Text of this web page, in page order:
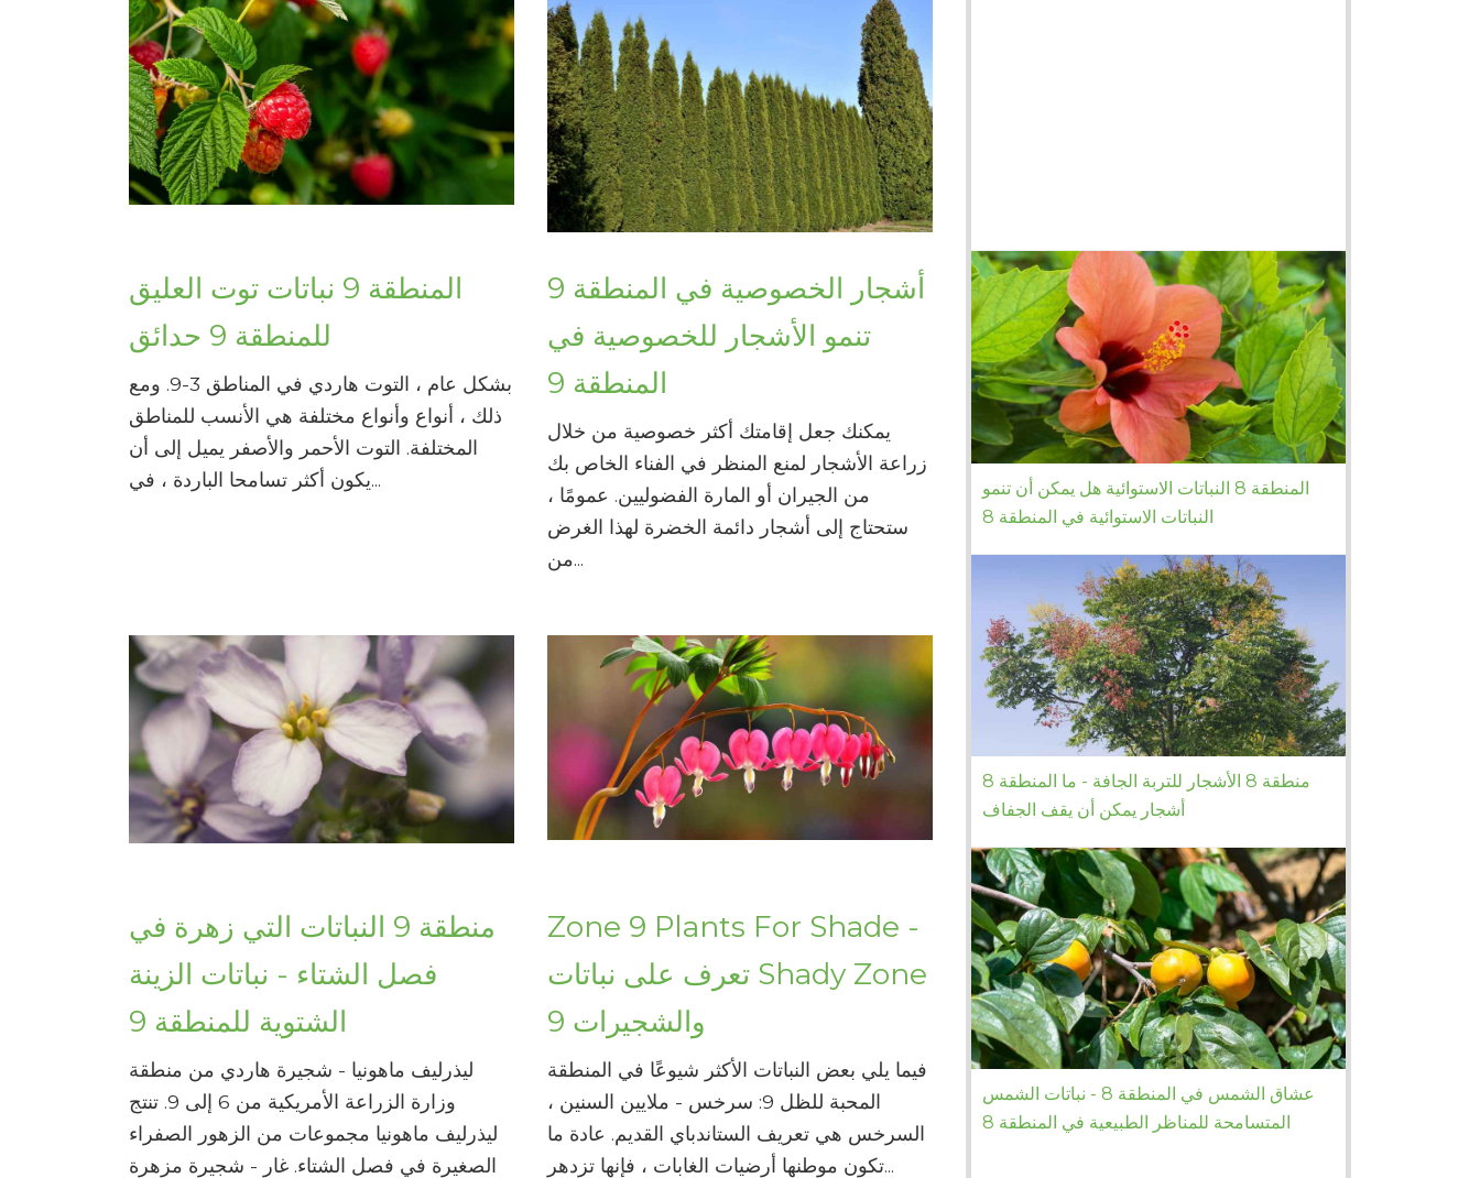
المنطقة 9 نباتات توت العليق
للمنطقة 9 حدائق
بشكل عام ، التوت هاردي في المناطق 3-9. ومع
ذلك ، أنواع وأنواع مختلفة هي الأنسب للمناطق
المختلفة. التوت الأحمر والأصفر يميل إلى أن
يكون أكثر تسامحا الباردة ، في...
أشجار الخصوصية في المنطقة 9
تنمو الأشجار للخصوصية في
المنطقة 9
يمكنك جعل إقامتك أكثر خصوصية من خلال
زراعة الأشجار لمنع المنظر في الفناء الخاص بك
من الجيران أو المارة الفضوليين. عمومًا ،
ستحتاج إلى أشجار دائمة الخضرة لهذا الغرض
من...
منطقة 9 النباتات التي زهرة في
فصل الشتاء - نباتات الزينة
الشتوية للمنطقة 9
ليذرليف ماهونيا - شجيرة هاردي من منطقة
وزارة الزراعة الأمريكية من 6 إلى 9. تنتج
ليذرليف ماهونيا مجموعات من الزهور الصفراء
الصغيرة في فصل الشتاء. غار - شجيرة مزهرة
Zone 9 Plants For Shade -
تعرف على نباتات Shady Zone
9 والشجيرات
فيما يلي بعض النباتات الأكثر شيوعًا في المنطقة
المحبة للظل 9: سرخس - ملايين السنين ،
السرخس هي تعريف الستاندباي القديم. عادة ما
تكون موطنها أرضيات الغابات ، فإنها تزدهر...
المنطقة 8 النباتات الاستوائية هل يمكن أن تنمو
النباتات الاستوائية في المنطقة 8
منطقة 8 الأشجار للتربة الجافة - ما المنطقة 8
أشجار يمكن أن يقف الجفاف
عشاق الشمس في المنطقة 8 - نباتات الشمس
المتسامحة للمناظر الطبيعية في المنطقة 8